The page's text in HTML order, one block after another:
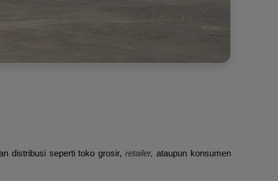
distribusi seperti toko grosir,retailer,ataupun konsumen